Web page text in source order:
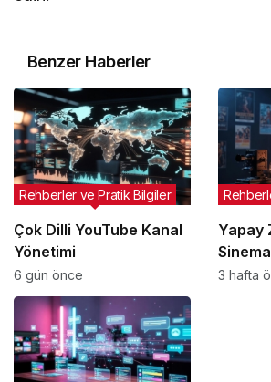
Benzer Haberler
Çok Dilli YouTube Kanal
Yönetimi
Rehberler ve Pratik Bilgiler
6 gün önce
Yapay
3 hafta